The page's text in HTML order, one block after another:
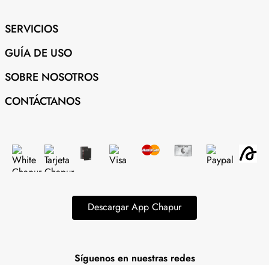
SERVICIOS
GUÍA DE USO
SOBRE NOSOTROS
CONTÁCTANOS
Descargar App Chapur
Síguenos en nuestras redes